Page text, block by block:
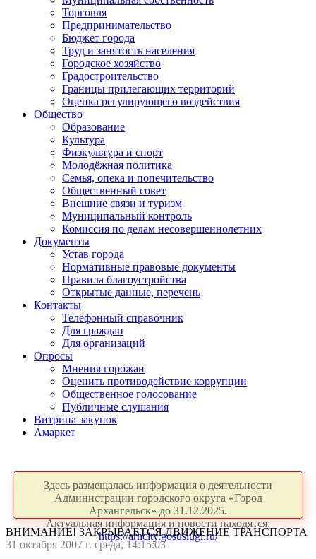
Торговля
Предпринимательство
Бюджет города
Труд и занятость населения
Городское хозяйство
Градостроительство
Границы прилегающих территорий
Оценка регулирующего воздействия
Общество
Образование
Культура
Физкультура и спорт
Молодёжная политика
Семья, опека и попечительство
Общественный совет
Внешние связи и туризм
Муниципальный контроль
Комиссия по делам несовершеннолетних
Документы
Устав города
Нормативные правовые документы
Правила благоустройства
Открытые данные, перечень
Контакты
Телефонный справочник
Для граждан
Для организаций
Опросы
Мнения горожан
Оценить противодействие коррупции
Общественное голосование
Публичные слушания
Витрина закупок
Амаркет
Здесь размещалась информация о деятельности
Администрации городского округа «Город
Архангельск» до 31.12.2025.
Актуальная информация и новости находятся:
https://arhcity.gosuslugi.ru/
ВНИМАНИЕ! ЗАКРЫВАЕТСЯ ДВИЖЕНИЕ ТРАНСПОРТА
31 октября 2007 г. среда, 14:15:03